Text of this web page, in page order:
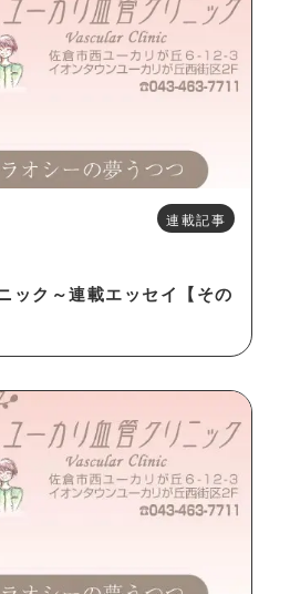
連載記事
ック～連載エッセイ【その